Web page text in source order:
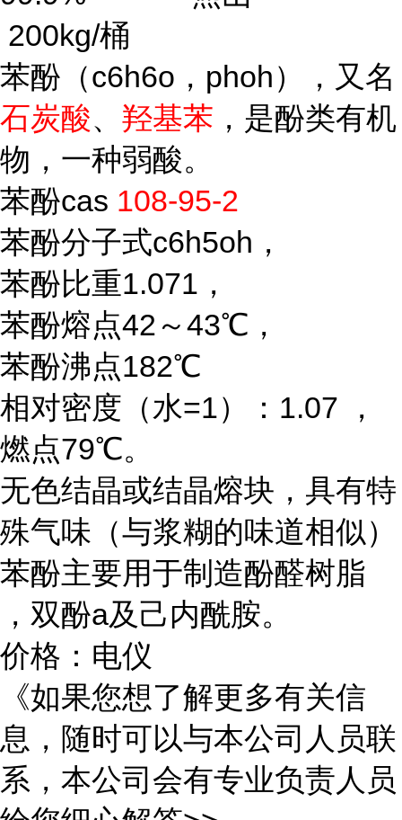
200kg/桶
苯酚（c6h6o，phoh），又名
石炭酸、 羟基苯 ，是酚类有机
物，一种弱酸。
苯酚cas 108-95-2
苯酚分子式c6h5oh，
苯酚比重1.071，
苯酚熔点42～43℃，
苯酚沸点182℃
相对密度（水=1）：1.07 ，
燃点79℃。
无色结晶或结晶熔块，具有特
殊气味（与浆糊的味道相似）
苯酚主要用于制造酚醛树脂
，双酚a及己内酰胺。
价格：电仪
《如果您想了解更多有关信
息，随时可以与本公司人员联
系，本公司会有专业负责人员